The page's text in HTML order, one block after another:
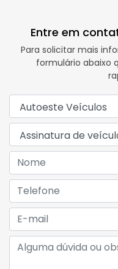
Entre em
Para solicitar mais
formulário abaixo